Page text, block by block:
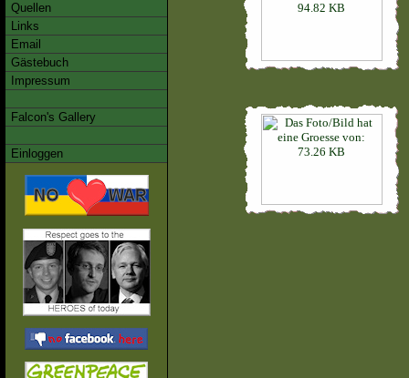
Quellen
Links
Email
Gästebuch
Impressum
Falcon's Gallery
Einloggen